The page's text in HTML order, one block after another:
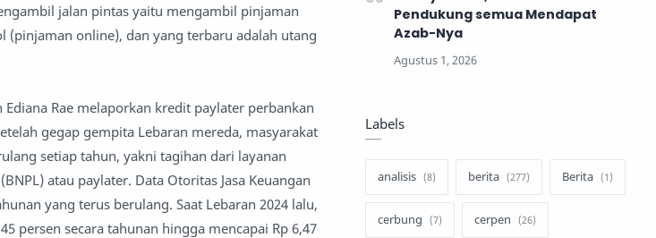
jalan pintas yaitu mengambil pinjaman
online), dan yang terbaru adalah utang
Ediana Rae melaporkan kredit paylater perbankan
gegap gempita Lebaran mereda, masyarakat
setiap tahun, yakni tagihan dari layanan
atau paylater. Data Otoritas Jasa Keuangan
yang terus berulang. Saat Lebaran 2024 lalu,
persen secara tahunan hingga mencapai Rp 6,47
Pendukung semua Mendapat
Azab-Nya
Labels
analisis berita Berita
cerbung cerpen